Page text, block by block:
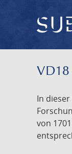
VD18
In
von